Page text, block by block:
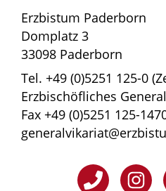
Erzbistum Paderborn
Domplatz 3
33098 Paderborn
Tel. +49 (0)5251 125-0
Erzbischöfliches
Fax +49 (0)5251 125-